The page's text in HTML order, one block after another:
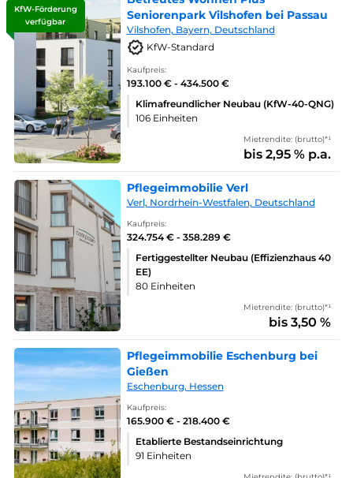
KfW-Förderung
verfügbar
Seniorenpark Vilshofen bei Passau
Vilshofen, Bayern, Deutschland
KfW-Standard
Kaufpreis:
193.100 € - 434.500 €
Klimafreundlicher Neubau (KfW-40-QNG)
106 Einheiten
Mietrendite: (brutto)*¹
bis 2,95 % p.a.
Pflegeimmobilie Verl
Verl, Nordrhein-Westfalen, Deutschland
Kaufpreis:
324.754 € - 358.289 €
Fertiggestellter Neubau (Effizienzhaus 40
EE)
80 Einheiten
Mietrendite: (brutto)*¹
bis 3,50 %
Pflegeimmobilie Eschenburg bei
Gießen
Eschenburg, Hessen
Kaufpreis:
165.900 € - 218.400 €
Etablierte Bestandseinrichtung
91 Einheiten